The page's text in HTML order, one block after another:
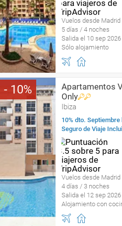
Vuelos desde Madrid
5 días / 4 noches
Salida el 10 sep 2026
Sólo alojamiento
10
Apartamentos
Only
Ibiza
10% dto.
Seguro de Viaje
Vuelos desde Madrid
4 días / 3 noches
Salida el 12 sep 2026
Alojamiento con